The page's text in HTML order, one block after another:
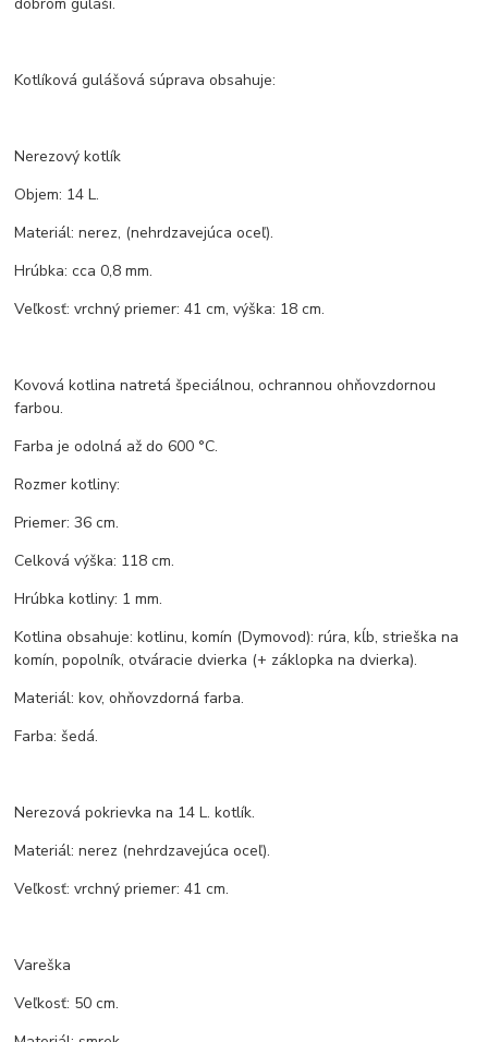
Kotlíková gulášová súprava obsahuje:
Nerezový kotlík
Objem: 14 L.
Materiál: nerez, (nehrdzavejúca oceľ).
Hrúbka: cca 0,8 mm.
Veľkosť: vrchný priemer: 41 cm, výška: 18 cm.
Kovová kotlina natretá špeciálnou, ochrannou ohňovzdornou
farbou.
Farba je odolná až do 600 °C.
Rozmer kotliny:
Priemer: 36 cm.
Celková výška: 118 cm.
Hrúbka kotliny: 1 mm.
Kotlina obsahuje: kotlinu, komín (Dymovod): rúra, kĺb, strieška na
komín, popolník, otváracie dvierka (+ záklopka na dvierka).
Materiál: kov, ohňovzdorná farba.
Farba: šedá.
Nerezová pokrievka na 14 L. kotlík.
Materiál: nerez (nehrdzavejúca oceľ).
Veľkosť: vrchný priemer: 41 cm.
Vareška
Veľkosť: 50 cm.